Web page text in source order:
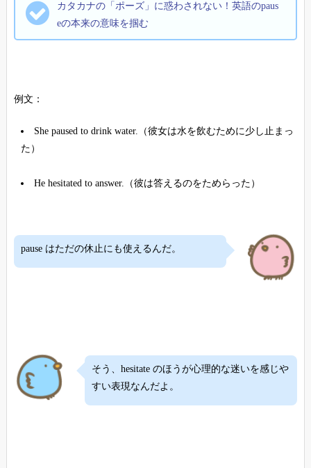
カタカナの「ポーズ」に惑わされない！英語のpaus
eの本来の意味を掴む
例文：
She paused to drink water.（彼女は水を飲むために少し止まっ
た）
He hesitated to answer.（彼は答えるのをためらった）
pause はただの休止にも使えるんだ。
そう、hesitate のほうが心理的な迷いを感じや
すい表現なんだよ。